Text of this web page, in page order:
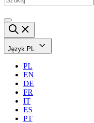
Język PL
PL
EN
DE
FR
IT
ES
PT